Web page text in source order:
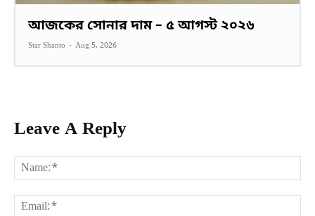
আজকের সোনার দাম – ৫ আগস্ট ২০২৬
Star Shanto - Aug 5, 2026
Leave A Reply